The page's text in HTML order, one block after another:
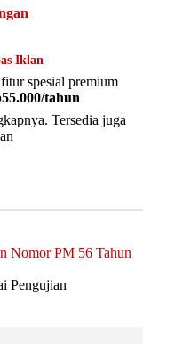
Iklan
spesial premium
tahun
Tersedia juga
Nomor PM 56 Tahun
Pengujian